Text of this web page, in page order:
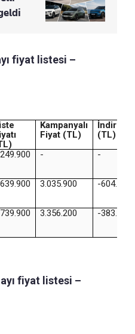
fiyat listesi –
Kampanyalı
Fiyat (TL)
İndirim
(TL)
- -
3.035.900 -604.000
3.356.200 -383.700
fiyat listesi –